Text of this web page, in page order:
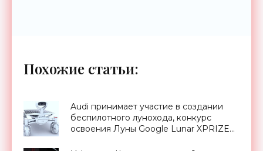
Похожие статьи:
Audi принимает участие в создании
беспилотного лунохода, конкурс
освоения Луны Google Lunar XPRIZE